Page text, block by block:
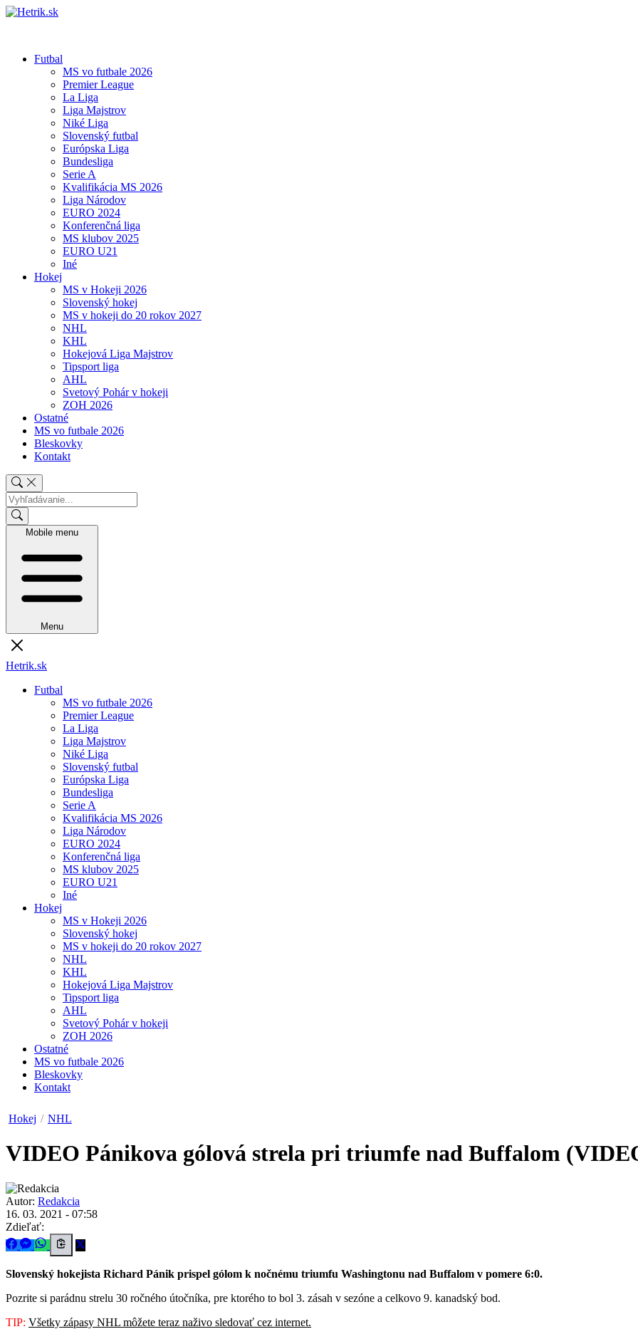
Futbal
MS vo futbale 2026
Premier League
La Liga
Liga Majstrov
Niké Liga
Slovenský futbal
Európska Liga
Bundesliga
Serie A
Kvalifikácia MS 2026
Liga Národov
EURO 2024
Konferenčná liga
MS klubov 2025
EURO U21
Iné
Hokej
MS v Hokeji 2026
Slovenský hokej
MS v hokeji do 20 rokov 2027
NHL
KHL
Hokejová Liga Majstrov
Tipsport liga
AHL
Svetový Pohár v hokeji
ZOH 2026
Ostatné
MS vo futbale 2026
Bleskovky
Kontakt
Mobile menu
Menu
Hetrik.sk
Futbal
MS vo futbale 2026
Premier League
La Liga
Liga Majstrov
Niké Liga
Slovenský futbal
Európska Liga
Bundesliga
Serie A
Kvalifikácia MS 2026
Liga Národov
EURO 2024
Konferenčná liga
MS klubov 2025
EURO U21
Iné
Hokej
MS v Hokeji 2026
Slovenský hokej
MS v hokeji do 20 rokov 2027
NHL
KHL
Hokejová Liga Majstrov
Tipsport liga
AHL
Svetový Pohár v hokeji
ZOH 2026
Ostatné
MS vo futbale 2026
Bleskovky
Kontakt
Hokej / NHL
VIDEO Pánikova gólová strela pri triumfe nad Buffalom
Autor: Redakcia
16. 03. 2021 - 07:58
Zdieľať:
Slovenský hokejista Richard Pánik prispel gólom k nočnému triumfu Washingtonu nad Buffalom v pomere 6:0.
Pozrite si parádnu strelu 30 ročného útočníka, pre ktorého to bol 3. zásah v sezóne a celkovo 9. kanadský bod.
TIP: Všetky zápasy NHL môžete teraz naživo sledovať cez internet.